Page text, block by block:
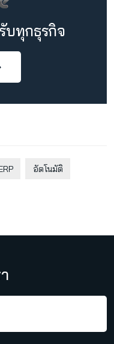
บทุกธุรกิจ
อัตโนมัติ